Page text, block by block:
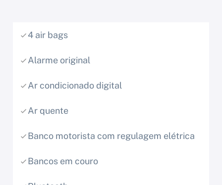
4 air bags
Alarme original
Ar condicionado digital
Ar quente
Banco motorista com regulagem elétrica
Bancos em couro